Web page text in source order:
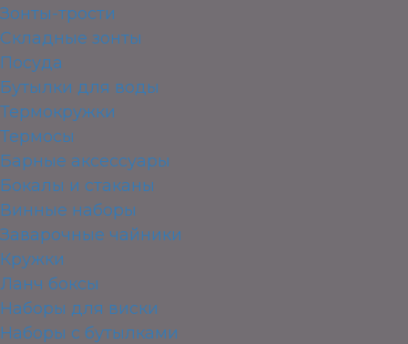
Зонты-трости
Складные зонты
Посуда
Бутылки для воды
Термокружки
Термосы
Барные аксессуары
Бокалы и стаканы
Винные наборы
Заварочные чайники
Кружки
Ланч боксы
Наборы для виски
Наборы с бутылками